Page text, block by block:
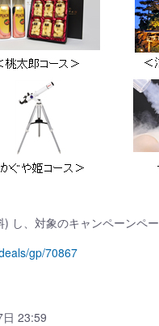
し、対象のキャンペーンペ
gp/70867
23:59